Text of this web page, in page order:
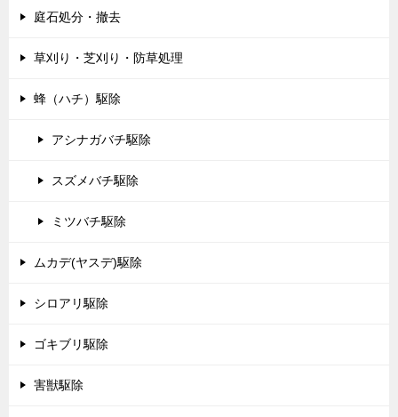
庭石処分・撤去
草刈り・芝刈り・防草処理
蜂（ハチ）駆除
アシナガバチ駆除
スズメバチ駆除
ミツバチ駆除
ムカデ(ヤスデ)駆除
シロアリ駆除
ゴキブリ駆除
害獣駆除